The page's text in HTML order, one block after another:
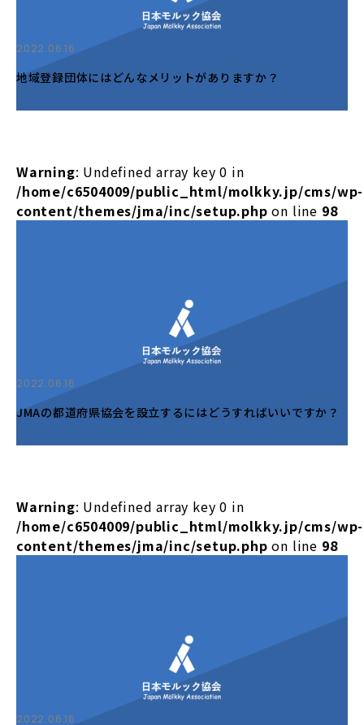
2022.06.16
地域登録団体にはどんなメリットがありますか？
Warning: Undefined array key 0 in
/home/c6504009/public_html/molkky.jp/cms/wp-
content/themes/jma/inc/setup.php on line 98
2022.06.16
JMAの都道府県協会を設立するにはどうすればいいですか？
Warning: Undefined array key 0 in
/home/c6504009/public_html/molkky.jp/cms/wp-
content/themes/jma/inc/setup.php on line 98
2022.06.16